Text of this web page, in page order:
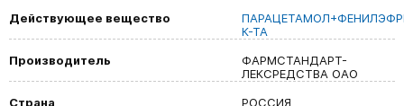
Действующее вещество
К-ТА
Производитель
ФАРМСТАНДАРТ-
ЛЕКСРЕДСТВА ОАО
Страна
РОССИЯ